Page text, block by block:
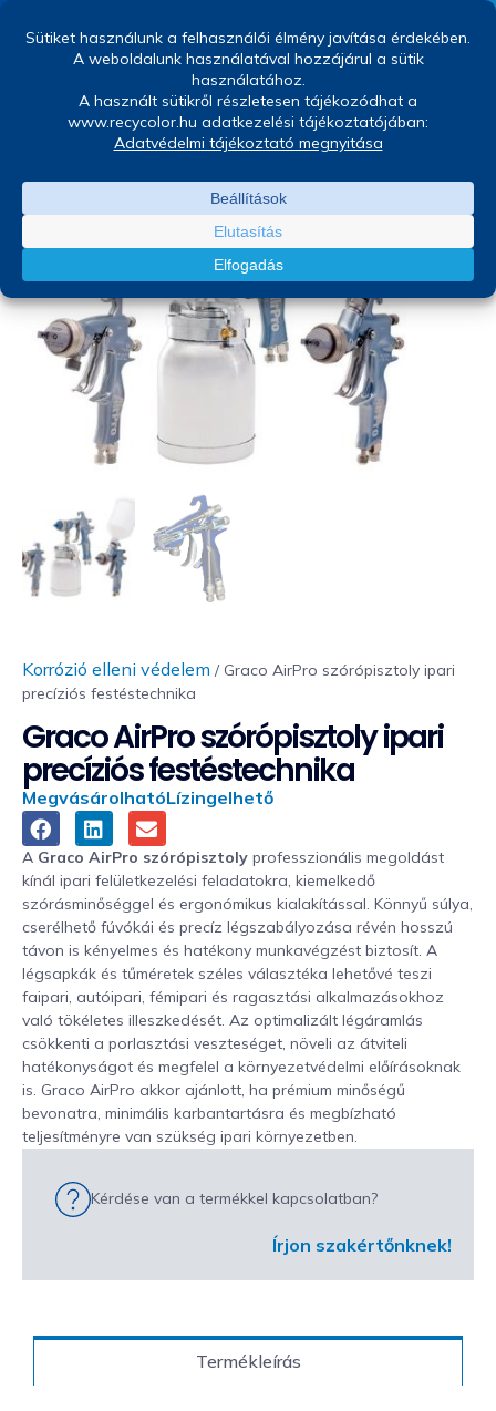
Korrózió elleni védelem / Graco AirPro szórópisztoly ipari
precíziós festéstechnika
Graco AirPro szórópisztoly ipari
precíziós festéstechnika
MegvásárolhatóLízingelhető
A Graco AirPro szórópisztoly professzionális megoldást
kínál ipari felületkezelési feladatokra, kiemelkedő
szórásminőséggel és ergonómikus kialakítással. Könnyű súlya,
cserélhető fúvókái és precíz légszabályozása révén hosszú
távon is kényelmes és hatékony munkavégzést biztosít. A
légsapkák és tűméretek széles választéka lehetővé teszi
faipari, autóipari, fémipari és ragasztási alkalmazásokhoz
való tökéletes illeszkedését. Az optimalizált légáramlás
csökkenti a porlasztási veszteséget, növeli az átviteli
hatékonyságot és megfelel a környezetvédelmi előírásoknak
is. Graco AirPro akkor ajánlott, ha prémium minőségű
bevonatra, minimális karbantartásra és megbízható
teljesítményre van szükség ipari környezetben.
Kérdése van a termékkel kapcsolatban?
Írjon szakértőnknek!
Termékleírás